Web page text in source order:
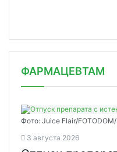
ФАРМАЦЕВТАМ
Фото: Juice Flair/
3 августа 2026